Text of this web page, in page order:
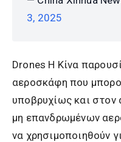
3, 2025
Drones Η Κίνα
αεροσκάφη που
υποβρυχίως και στον
μη επανδρωμένων
να χρησιμοποιηθούν